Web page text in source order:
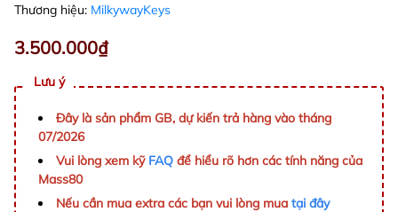
Thương hiệu: MilkywayKeys
3.500.000₫
Lưu ý
Đây là sản phẩm GB, dự kiến trả hàng vào tháng
07/2026
Vui lòng xem kỹ FAQ để hiểu rõ hơn các tính năng của
Mass80
Nếu cần mua extra các bạn vui lòng mua tại đây